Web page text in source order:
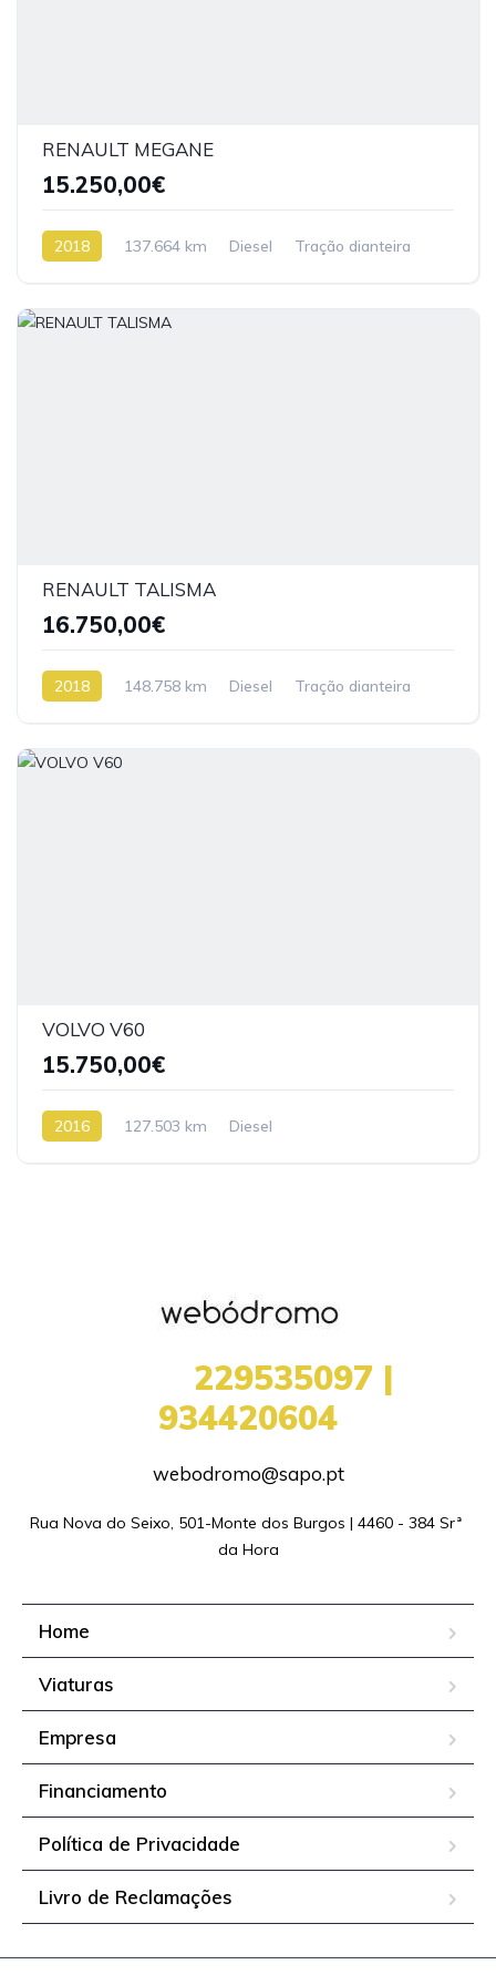
RENAULT MEGANE
15.250,00€
2018 137.664 km Diesel Tração dianteira
RENAULT TALISMA
16.750,00€
2018 148.758 km Diesel Tração dianteira
VOLVO V60
15.750,00€
2016 127.503 km Diesel
229535097 |
934420604
webodromo@sapo.pt
Rua Nova do Seixo, 501-Monte dos Burgos | 4460 - 384 Srª
da Hora
Home
Viaturas
Empresa
Financiamento
Política de Privacidade
Livro de Reclamações